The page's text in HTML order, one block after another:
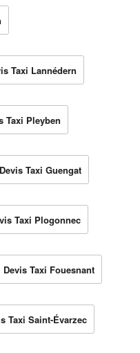
Taxi Lannédern
Taxi Pleyben
Devis Taxi Guengat
Taxi Plogonnec
Devis Taxi Fouesnant
Taxi Saint-Évarzec